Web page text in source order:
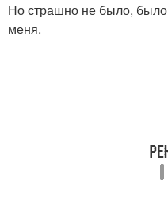
Но страшно не было, было
меня.